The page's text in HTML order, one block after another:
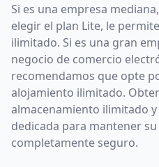
Si es una empresa
elegir el plan Lite, le
ilimitado. Si es una gran
negocio de comercio
recomendamos que opte
alojamiento ilimitado.
almacenamiento ilimitado
dedicada para mantener
completamente seguro.